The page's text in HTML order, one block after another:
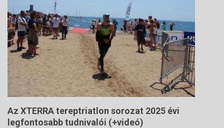
Az XTERRA tereptriatlon sorozat 2025 évi
legfontosabb tudnivalói (+videó)